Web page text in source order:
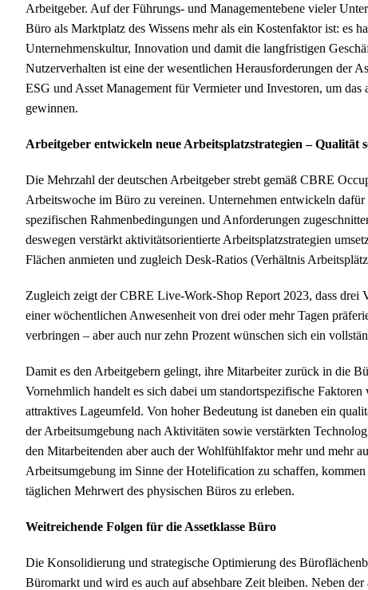
Arbeitgeber. Auf der Führungs- und Managementebene vieler
Büro als Marktplatz des Wissens mehr als ein Kostenfaktor ist: es
Unternehmenskultur, Innovation und damit die langfristigen
Nutzerverhalten ist eine der wesentlichen Herausforderungen der
ESG und Asset Management für Vermieter und Investoren, um
gewinnen.
Arbeitgeber entwickeln neue Arbeitsplatzstrategien – Qualität
Die Mehrzahl der deutschen Arbeitgeber strebt gemäß CBRE
Arbeitswoche im Büro zu vereinen. Unternehmen entwickeln
spezifischen Rahmenbedingungen und Anforderungen
deswegen verstärkt aktivitätsorientierte Arbeitsplatzstrategien
Flächen anmieten und zugleich Desk-Ratios (Verhältnis
Zugleich zeigt der CBRE Live-Work-Shop Report 2023, dass drei
einer wöchentlichen Anwesenheit von drei oder mehr Tagen
verbringen – aber auch nur zehn Prozent wünschen sich ein
Damit es den Arbeitgebern gelingt, ihre Mitarbeiter zurück in die
Vornehmlich handelt es sich dabei um standortspezifische
attraktives Lageumfeld. Von hoher Bedeutung ist daneben ein
der Arbeitsumgebung nach Aktivitäten sowie verstärkten
den Mitarbeitenden aber auch der Wohlfühlfaktor mehr und mehr
Arbeitsumgebung im Sinne der Hotelification zu schaffen,
täglichen Mehrwert des physischen Büros zu erleben.
Weitreichende Folgen für die Assetklasse Büro
Die Konsolidierung und strategische Optimierung des
Büromarkt und wird es auch auf absehbare Zeit bleiben. Neben